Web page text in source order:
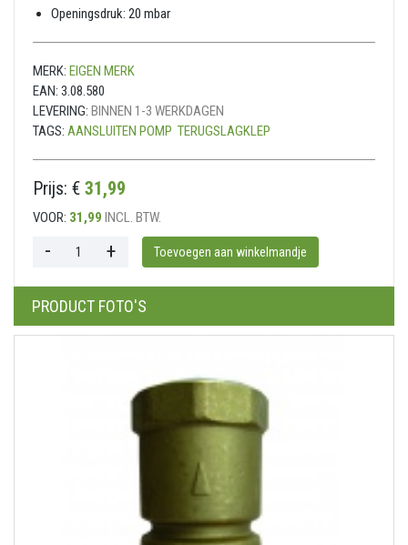
Openingsdruk: 20 mbar​​
MERK: EIGEN MERK
EAN: 3.08.580
LEVERING: BINNEN 1-3 WERKDAGEN
TAGS: AANSLUITEN POMP TERUGSLAGKLEP
Prijs: € 31,99
VOOR: 31,99 INCL. BTW.
PRODUCT FOTO'S